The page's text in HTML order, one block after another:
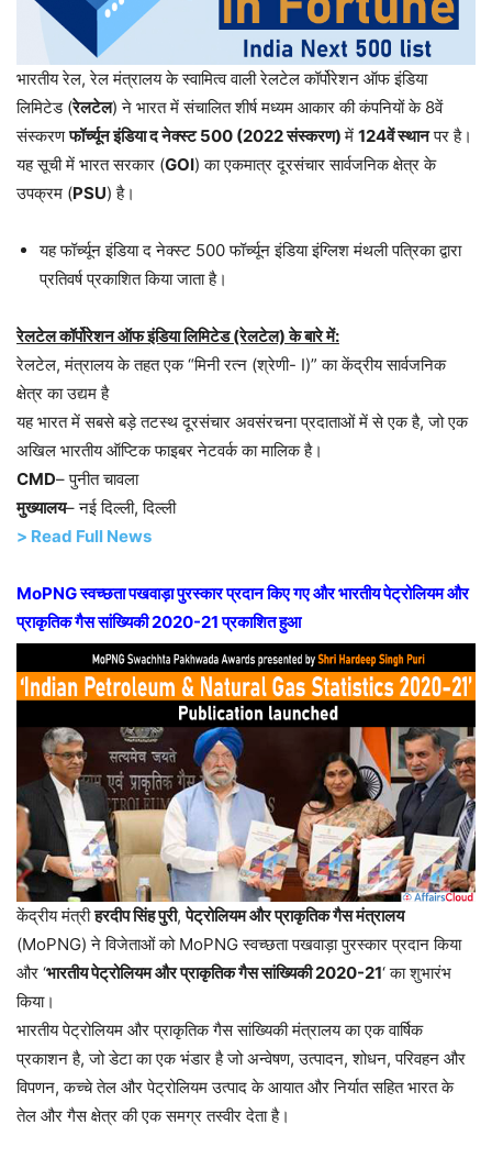
भारतीय रेल, रेल मंत्रालय के स्वामित्व वाली रेलटेल कॉर्पोरेशन ऑफ इंडिया
लिमिटेड (रेलटेल) ने भारत में संचालित शीर्ष मध्यम आकार की कंपनियों के 8वें
संस्करणफॉर्च्यून इंडिया द नेक्स्ट 500 (2022 संस्करण)में 124वें स्थानपर है।
यह सूची में भारत सरकार (GOI) का एकमात्र दूरसंचार सार्वजनिक क्षेत्र के
उपक्रम (PSU) है।
यह फॉर्च्यून इंडिया द नेक्स्ट 500 फॉर्च्यून इंडिया इंग्लिश मंथली पत्रिका द्वारा
प्रतिवर्ष प्रकाशित किया जाता है।
रेलटेल कॉर्पोरेशन ऑफ इंडिया लिमिटेड (रेलटेल) के बारे में:
रेलटेल, मंत्रालय के तहत एक “मिनी रत्न (श्रेणी- I)” का केंद्रीय सार्वजनिक
क्षेत्र का उद्यम है
यह भारत में सबसे बड़े तटस्थ दूरसंचार अवसंरचना प्रदाताओं में से एक है, जो एक
अखिल भारतीय ऑप्टिक फाइबर नेटवर्क का मालिक है।
CMD– पुनीत चावला
मुख्यालय– नई दिल्ली, दिल्ली
> Read Full News
MoPNG स्वच्छता पखवाड़ा पुरस्कार प्रदान किए गए और भारतीय पेट्रोलियम और
प्राकृतिक गैस सांख्यिकी 2020-21 प्रकाशित हुआ
केंद्रीय मंत्रीहरदीप सिंह पुरी,पेट्रोलियम और प्राकृतिक गैस मंत्रालय
(MoPNG) ने विजेताओं को MoPNG स्वच्छता पखवाड़ा पुरस्कार प्रदान किया
और ‘भारतीय पेट्रोलियम और प्राकृतिक गैस सांख्यिकी 2020-21‘ का शुभारंभ
किया।
भारतीय पेट्रोलियम और प्राकृतिक गैस सांख्यिकी मंत्रालय का एक वार्षिक
प्रकाशन है, जो डेटा का एक भंडार है जो अन्वेषण, उत्पादन, शोधन, परिवहन और
विपणन, कच्चे तेल और पेट्रोलियम उत्पाद के आयात और निर्यात सहित भारत के
तेल और गैस क्षेत्र की एक समग्र तस्वीर देता है।